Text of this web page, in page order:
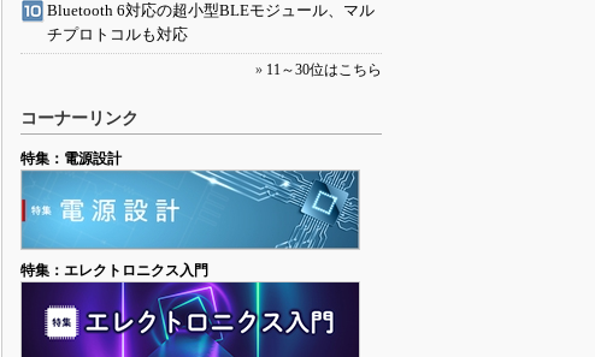
Bluetooth 6対応の超小型BLEモジュール、マル
チプロトコルも対応
» 11～30位はこちら
コーナーリンク
特集：電源設計
特集：エレクトロニクス入門